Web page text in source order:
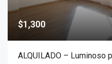
$1,300
ALQUILADO – Luminoso